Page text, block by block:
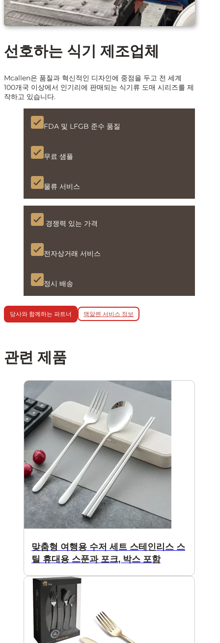
선호하는 식기 제조업체
Mcallen은 품질과 혁신적인 디자인에 중점을 두고 전 세계
100개국 이상에서 인기리에 판매되는 식기류 도매 시리즈를 제
작하고 있습니다.
FDA 및 LFGB 준수 품질
무료 샘플
물류 서비스
경쟁력 있는 가격
전자상거래 서비스
정시 배송
당사와 함께하는 파트너 맥알렌 서비스 정보
관련 제품
맞춤형 여행용 수저 세트 스테인리스 스
틸 휴대용 스푼과 포크, 박스 포함